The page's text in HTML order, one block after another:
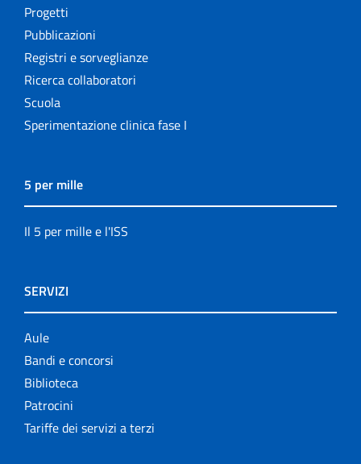
Progetti
Pubblicazioni
Registri e sorveglianze
Ricerca collaboratori
Scuola
Sperimentazione clinica fase I
5 per mille
Il 5 per mille e l'ISS
SERVIZI
Aule
Bandi e concorsi
Biblioteca
Patrocini
Tariffe dei servizi a terzi